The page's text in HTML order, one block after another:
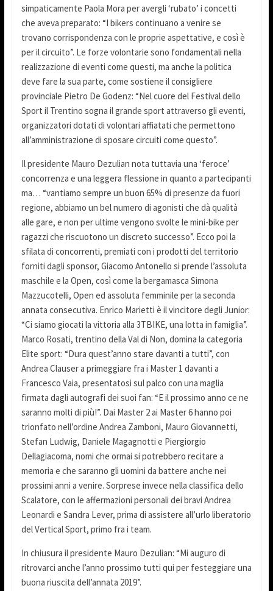
simpaticamente Paola Mora per avergli ‘rubato’ i concetti
che aveva preparato: “I bikers continuano a venire se
trovano corrispondenza con le proprie aspettative, e così è
per il circuito”. Le forze volontarie sono fondamentali nella
realizzazione di eventi come questi, ma anche la politica
deve fare la sua parte, come sostiene il consigliere
provinciale Pietro De Godenz: “Nel cuore del Festival dello
Sport il Trentino sogna il grande sport attraverso gli eventi,
organizzatori dotati di volontari affiatati che permettono
all’amministrazione di sposare circuiti come questo”.
Il presidente Mauro Dezulian nota tuttavia una ‘feroce’
concorrenza e una leggera flessione in quanto a partecipanti
ma… “vantiamo sempre un buon 65% di presenze da fuori
regione, abbiamo un bel numero di agonisti che dà qualità
alle gare, e non per ultime vengono svolte le mini-bike per
ragazzi che riscuotono un discreto successo”. Ecco poi la
sfilata di concorrenti, premiati con i prodotti del territorio
forniti dagli sponsor, Giacomo Antonello si prende l’assoluta
maschile e la Open, così come la bergamasca Simona
Mazzucotelli, Open ed assoluta femminile per la seconda
annata consecutiva. Enrico Marietti è il vincitore degli Junior:
“Ci siamo giocati la vittoria alla 3TBIKE, una lotta in famiglia”.
Marco Rosati, trentino della Val di Non, domina la categoria
Elite sport: “Dura quest’anno stare davanti a tutti”, con
Andrea Clauser a primeggiare fra i Master 1 davanti a
Francesco Vaia, presentatosi sul palco con una maglia
firmata dagli autografi dei suoi fan: “E il prossimo anno ce ne
saranno molti di più!”. Dai Master 2 ai Master 6 hanno poi
trionfato nell’ordine Andrea Zamboni, Mauro Giovannetti,
Stefan Ludwig, Daniele Magagnotti e Piergiorgio
Dellagiacoma, nomi che ormai si potrebbero recitare a
memoria e che saranno gli uomini da battere anche nei
prossimi anni a venire. Sorprese invece nella classifica dello
Scalatore, con le affermazioni personali dei bravi Andrea
Leonardi e Sandra Lever, prima di assistere all’urlo liberatorio
del Vertical Sport, primo fra i team.
In chiusura il presidente Mauro Dezulian: “Mi auguro di
ritrovarci anche l’anno prossimo tutti qui per festeggiare una
buona riuscita dell’annata 2019”.